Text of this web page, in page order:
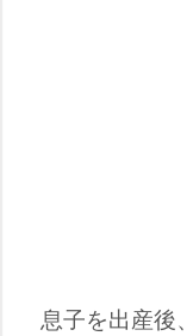
息子を出産後